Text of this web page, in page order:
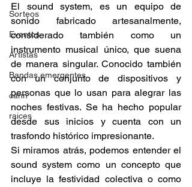
Sorteos
Eventos
Artistas
Bandas emergentes
cann
raices
El sound system, es un equipo de
sonido fabricado artesanalmente,
considerado también como un
instrumento musical único, que suena
de manera singular. Conocido también
con un conjunto de dispositivos y
personas que lo usan para alegrar las
noches festivas. Se ha hecho popular
desde sus inicios y cuenta con un
trasfondo histórico impresionante.
Si miramos atrás, podemos entender el
sound system como un concepto que
incluye la festividad colectiva o como